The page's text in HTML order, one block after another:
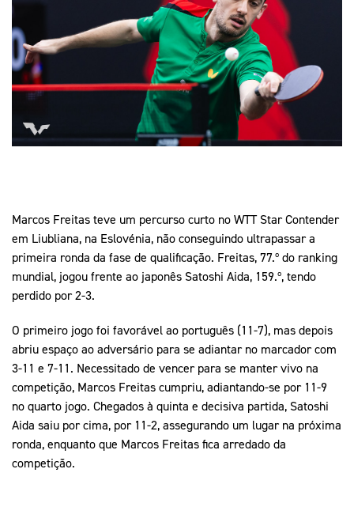
Marketing
Media
Documentos
Contactos
Equipa Portugal
Educação
Equipa Portugal
Arquivo Histórico
Educação Olímpica
Equipa Portugal
Marcos Freitas teve um percurso curto no WTT Star Contender
em Liubliana, na Eslovénia, não conseguindo ultrapassar a
primeira ronda da fase de qualificação. Freitas, 77.º do ranking
mundial, jogou frente ao japonês Satoshi Aida, 159.º, tendo
perdido por 2-3.
O primeiro jogo foi favorável ao português (11-7), mas depois
abriu espaço ao adversário para se adiantar no marcador com
3-11 e 7-11. Necessitado de vencer para se manter vivo na
competição, Marcos Freitas cumpriu, adiantando-se por 11-9
no quarto jogo. Chegados à quinta e decisiva partida, Satoshi
Aida saiu por cima, por 11-2, assegurando um lugar na próxima
ronda, enquanto que Marcos Freitas fica arredado da
competição.